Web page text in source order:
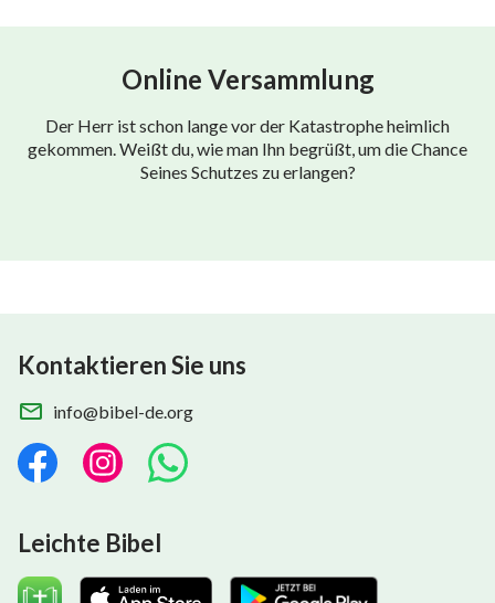
Online Versammlung
Der Herr ist schon lange vor der Katastrophe heimlich
gekommen. Weißt du, wie man Ihn begrüßt, um die Chance
Seines Schutzes zu erlangen?
Kontaktieren Sie uns
info@bibel-de.org
Leichte Bibel